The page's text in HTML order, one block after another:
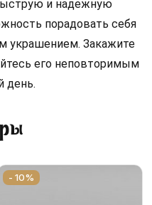
и надежную
порадовать себя
украшением. Закажите
его неповторимым
день.
- 10%